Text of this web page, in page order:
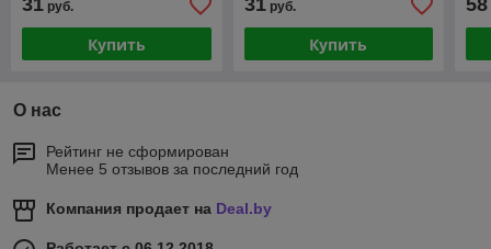
31 руб.
Купить
31руб.
Купить
58
О нас
Рейтинг не сформирован
Менее 5 отзывов за последний год
Компания продает на Deal.by